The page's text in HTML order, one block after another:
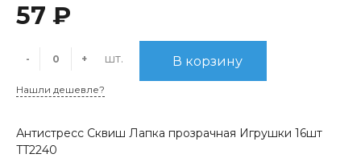
57 ₽
- + шт. В корзину
Нашли дешевле?
Антистресс Сквиш Лапка прозрачная Игрушки 16шт
TT2240